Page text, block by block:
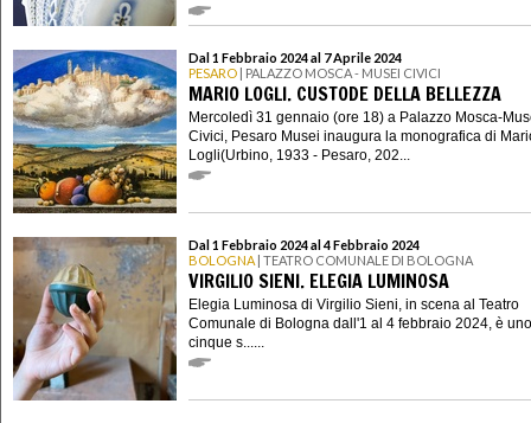
Dal 1 Febbraio 2024 al 7 Aprile 2024
PESARO | PALAZZO MOSCA - MUSEI CIVICI
MARIO LOGLI. CUSTODE DELLA BELLEZZA
Mercoledì 31 gennaio (ore 18) a Palazzo Mosca-
Civici, Pesaro Musei inaugura la monografica di
Logli(Urbino, 1933 - Pesaro, 202...
Dal 1 Febbraio 2024 al 4 Febbraio 2024
BOLOGNA | TEATRO COMUNALE DI BOLOGNA
VIRGILIO SIENI. ELEGIA LUMINOSA
Elegia Luminosa di Virgilio Sieni, in scena al Teatro
Comunale di Bologna dall'1 al 4 febbraio 2024, è
cinque s......